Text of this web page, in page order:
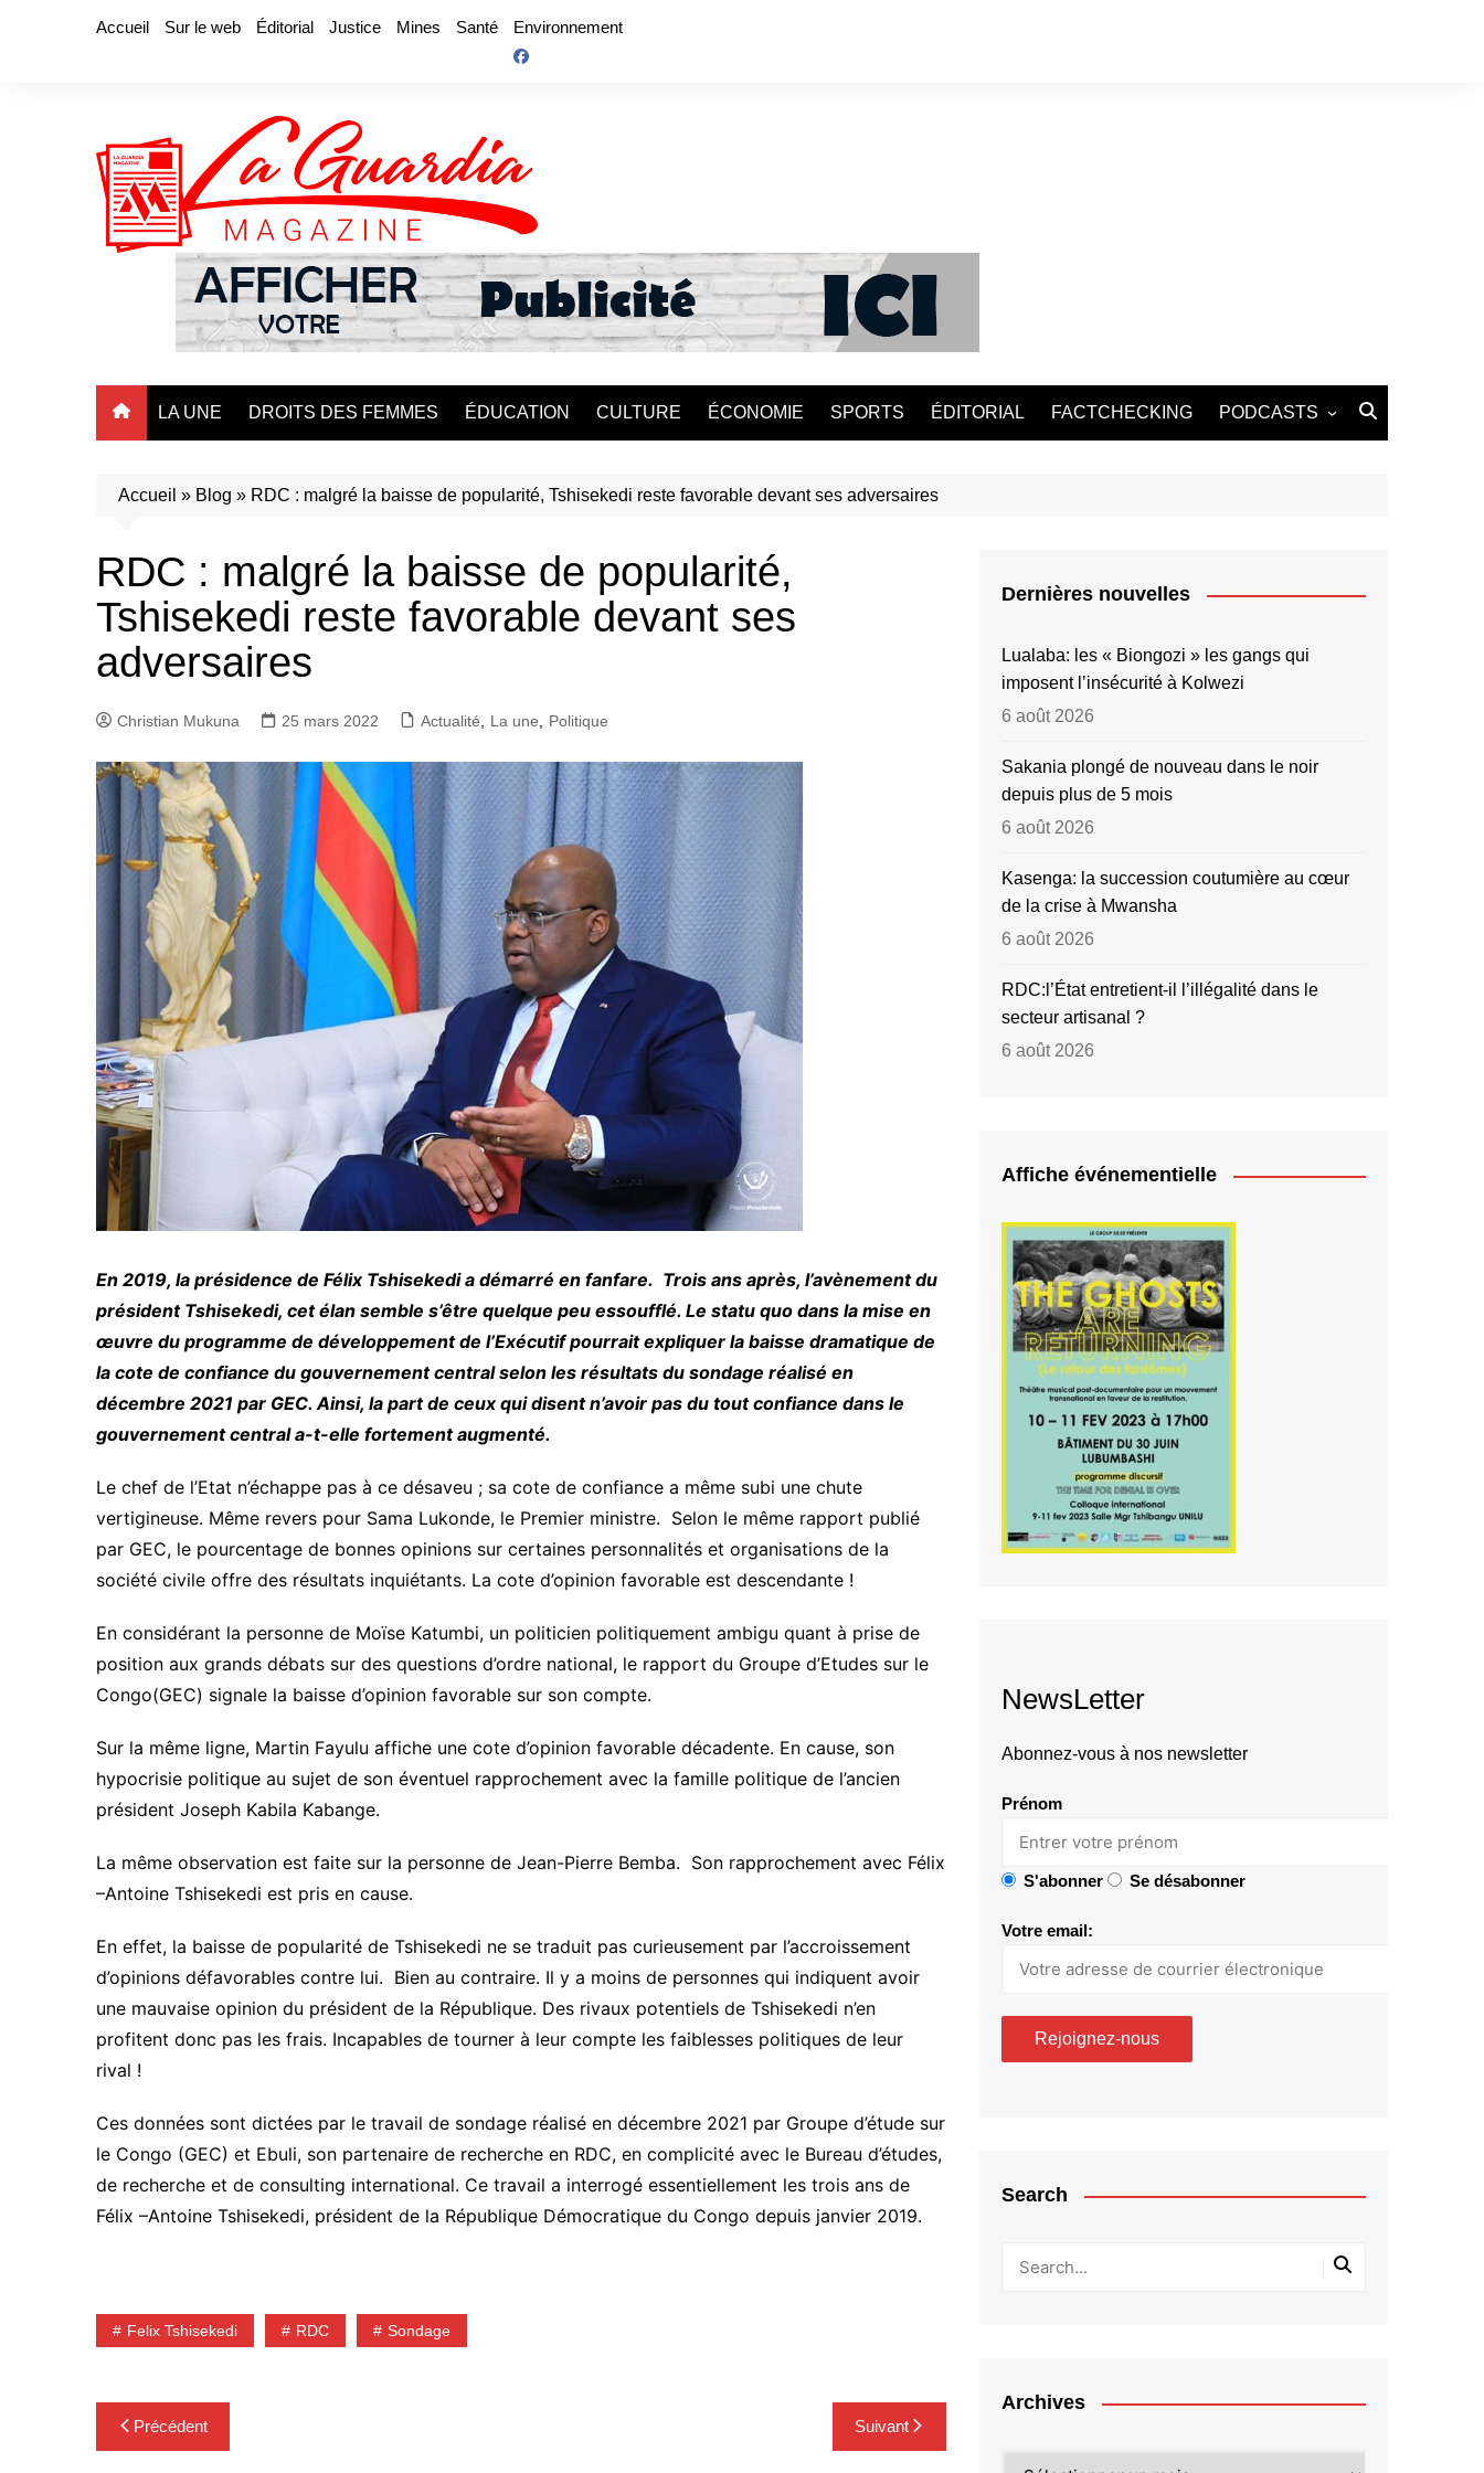
Accueil Sur le web Éditorial Justice Mines Santé Environnement
LA UNE DROITS DES FEMMES ÉDUCATION CULTURE ÉCONOMIE SPORTS ÉDITORIAL FACTCHECKING PODCASTS
Accueil » Blog » RDC : malgré la baisse de popularité, Tshisekedi reste favorable devant ses adversaires
RDC : malgré la baisse de popularité,
Tshisekedi reste favorable devant ses
adversaires
Christian Mukuna 25 mars 2022 Actualité, La une, Politique
En 2019, la présidence de Félix Tshisekedi a démarré en fanfare. Trois ans après, l’avènement du
président Tshisekedi, cet élan semble s’être quelque peu essoufflé. Le statu quo dans la mise en
œuvre du programme de développement de l’Exécutif pourrait expliquer la baisse dramatique de
la cote de confiance du gouvernement central selon les résultats du sondage réalisé en
décembre 2021 par GEC. Ainsi, la part de ceux qui disent n’avoir pas du tout confiance dans le
gouvernement central a-t-elle fortement augmenté.
Le chef de l’Etat n’échappe pas à ce désaveu ; sa cote de confiance a même subi une chute
vertigineuse. Même revers pour Sama Lukonde, le Premier ministre. Selon le même rapport publié
par GEC, le pourcentage de bonnes opinions sur certaines personnalités et organisations de la
société civile offre des résultats inquiétants. La cote d’opinion favorable est descendante !
En considérant la personne de Moïse Katumbi, un politicien politiquement ambigu quant à prise de
position aux grands débats sur des questions d’ordre national, le rapport du Groupe d’Etudes sur le
Congo(GEC) signale la baisse d’opinion favorable sur son compte.
Sur la même ligne, Martin Fayulu affiche une cote d’opinion favorable décadente. En cause, son
hypocrisie politique au sujet de son éventuel rapprochement avec la famille politique de l’ancien
président Joseph Kabila Kabange.
La même observation est faite sur la personne de Jean-Pierre Bemba. Son rapprochement avec Félix
–Antoine Tshisekedi est pris en cause.
En effet, la baisse de popularité de Tshisekedi ne se traduit pas curieusement par l’accroissement
d’opinions défavorables contre lui. Bien au contraire. Il y a moins de personnes qui indiquent avoir
une mauvaise opinion du président de la République. Des rivaux potentiels de Tshisekedi n’en
profitent donc pas les frais. Incapables de tourner à leur compte les faiblesses politiques de leur
rival !
Ces données sont dictées par le travail de sondage réalisé en décembre 2021 par Groupe d’étude sur
le Congo (GEC) et Ebuli, son partenaire de recherche en RDC, en complicité avec le Bureau d’études,
de recherche et de consulting international. Ce travail a interrogé essentiellement les trois ans de
Félix –Antoine Tshisekedi, président de la République Démocratique du Congo depuis janvier 2019.
Felix Tshisekedi RDC Sondage
Navigation
de
Précédent Suivant
Dernières nouvelles
Lualaba: les « Biongozi » les gangs qui
imposent l’insécurité à Kolwezi
6 août 2026
Sakania plongé de nouveau dans le noir
depuis plus de 5 mois
6 août 2026
Kasenga: la succession coutumière au cœur
de la crise à Mwansha
6 août 2026
RDC:l’État entretient-il l’illégalité dans le
secteur artisanal ?
6 août 2026
Affiche événementielle
NewsLetter
Abonnez-vous à nos newsletter
Prénom
S'abonner Se désabonner
Votre email:
Search
Archives